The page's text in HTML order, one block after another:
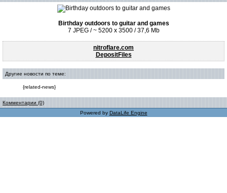
Birthday outdoors to guitar and games
7 JPEG / ~ 5200 x 3500 / 37,6 Mb
nitroflare.com
DepositFiles
Другие новости по теме:
{related-news}
Комментарии (0)
Powered by DataLife Engine